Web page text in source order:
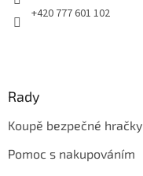
+420 777 601 102
Rady
Koupě bezpečné hračky
Pomoc s nakupováním